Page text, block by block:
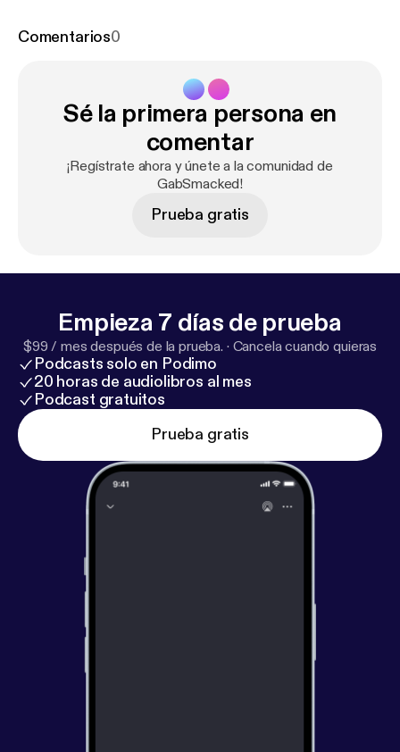
Comentarios0
Sé la primera persona en
comentar
¡Regístrate ahora y únete a la comunidad de
GabSmacked!
Prueba gratis
Empieza 7 días de prueba
$99 / mes después de la prueba. · Cancela cuando quieras
Podcasts solo en Podimo
20 horas de audiolibros al mes
Podcast gratuitos
Prueba gratis